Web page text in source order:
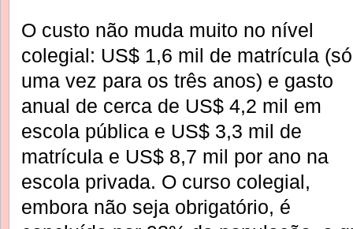
O custo não muda muito no nível
colegial: US$ 1,6 mil de matrícula (só
uma vez para os três anos) e gasto
anual de cerca de US$ 4,2 mil em
escola pública e US$ 3,3 mil de
matrícula e US$ 8,7 mil por ano na
escola privada. O curso colegial,
embora não seja obrigatório, é